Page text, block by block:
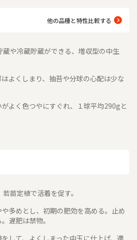
他の品種と特性比較する
蔵や冷蔵貯蔵ができる、増収型の中生
よくしまり、抽苔や分球の心配は少な
よく色つやにすぐれ、１球平均290gと
苗定植で活着を促す。
多めとし、初期の肥効を高める。止め
遅肥は禁物。